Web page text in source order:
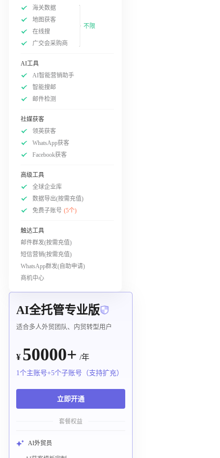
海关数据
地图获客
在线搜
广交会采购商
不限
AI工具
AI智能营销助手
智能搜邮
邮件检测
社媒获客
领英获客
WhatsApp获客
Facebook获客
高级工具
全球企业库
数据导出(按需充值)
免费子账号 (5个)
触达工具
邮件群发(按需充值)
短信营销(按需充值)
WhatsApp群发(自助申请)
商机中心
AI全托管专业版
适合多人外贸团队、内贸转型用户
¥ 50000+ /年
1个主账号+5个子账号（支持扩充）
立即开通
套餐权益
AI外贸员